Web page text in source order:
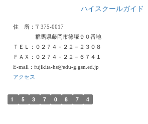
ハイスクールガイド
住 所：〒375-0017
群馬県藤岡市篠塚９０番地
ＴＥＬ：０２７４－２２－２３０８
ＦＡＸ：０２７４－２２－６７４１
E-mail：fujikita-hs@edu-g.gsn.ed.jp
アクセス
1 5 3 7 0 8 7 4